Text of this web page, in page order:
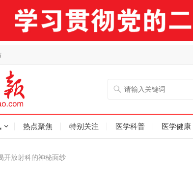
热点聚焦 特别关注 医学科普 医学健康
开放射科的神秘面纱